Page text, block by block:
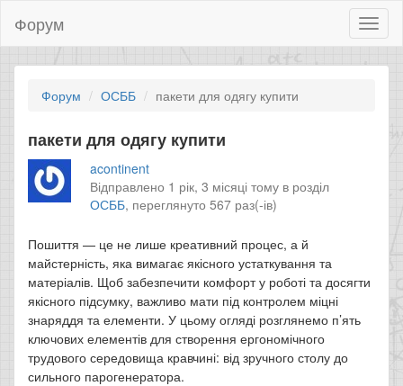
Форум
Форум ОСББ пакети для одягу купити
пакети для одягу купити
acontinent
Відправлено 1 рік, 3 місяці тому в розділ
ОСББ, переглянуто 567 раз(-ів)
Пошиття — це не лише креативний процес, а й
майстерність, яка вимагає якісного устаткування та
матеріалів. Щоб забезпечити комфорт у роботі та досягти
якісного підсумку, важливо мати під контролем міцні
знаряддя та елементи. У цьому огляді розглянемо п’ять
ключових елементів для створення ергономічного
трудового середовища кравчині: від зручного столу до
сильного парогенератора.